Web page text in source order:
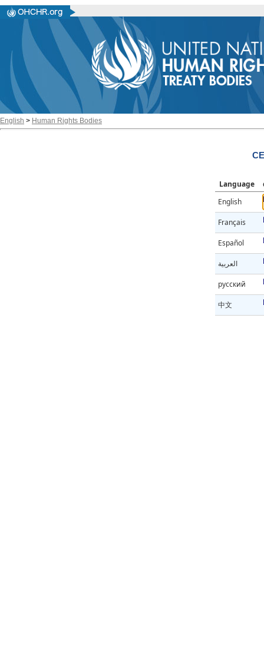
English > Human Rights Bodies
Language
English
Français
Español
العربية
русский
中文